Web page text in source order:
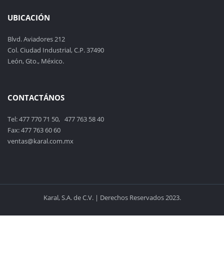
UBICACIÓN
Blvd. Aviadores 212
Col. Ciudad Industrial, C.P. 37490
León, Gto., México.
CONTACTÁNOS
Tel: 477 770 71 50, 477 763 58 40
Fax: 477 763 60 60
ventas@karal.com.mx
Karal, S.A. de C.V. | Derechos Reservados 2023.